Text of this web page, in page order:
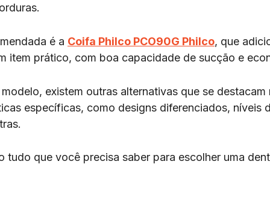
é a Coifa Philco PCO90G Philco, que
item prático, com boa capacidade de sucção e
existem outras alternativas que se
específicas, como designs diferenciados, níveis
tudo que você precisa saber para escolher uma